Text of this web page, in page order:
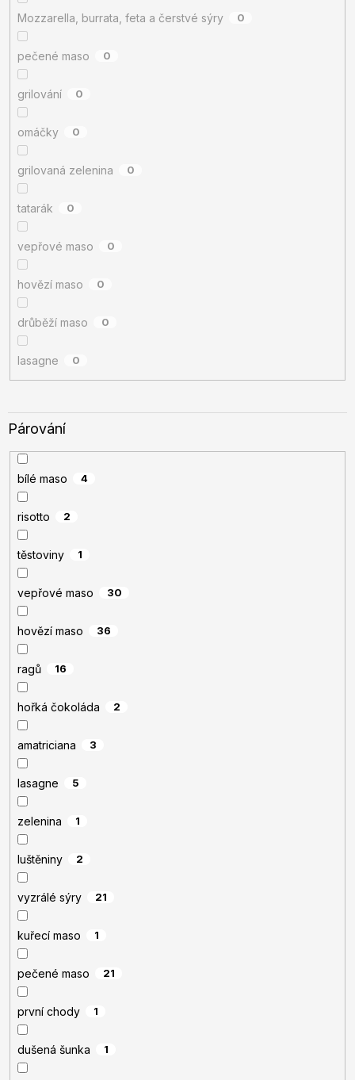
Mozzarella, burrata, feta a čerstvé sýry 0
pečené maso 0
grilování 0
omáčky 0
grilovaná zelenina 0
tatarák 0
vepřové maso 0
hovězí maso 0
drůběží maso 0
lasagne 0
Párování
bílé maso 4
risotto 2
těstoviny 1
vepřové maso 30
hovězí maso 36
ragů 16
hořká čokoláda 2
amatriciana 3
lasagne 5
zelenina 1
luštěniny 2
vyzrálé sýry 21
kuřecí maso 1
pečené maso 21
první chody 1
dušená šunka 1